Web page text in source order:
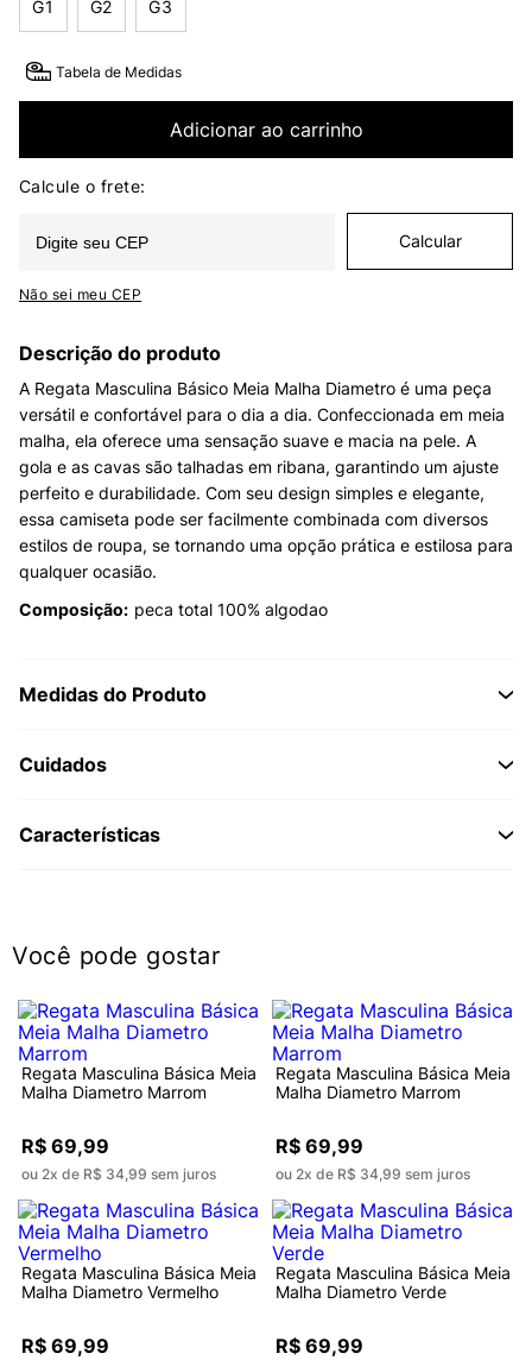
G1 G2 G3
Tabela de Medidas
Adicionar ao carrinho
Não sei meu CEP
Descrição do produto
A Regata Masculina Básico Meia Malha Diametro é uma peça
versátil e confortável para o dia a dia. Confeccionada em meia
malha, ela oferece uma sensação suave e macia na pele. A
gola e as cavas são talhadas em ribana, garantindo um ajuste
perfeito e durabilidade. Com seu design simples e elegante,
essa camiseta pode ser facilmente combinada com diversos
estilos de roupa, se tornando uma opção prática e estilosa para
qualquer ocasião.
Composição: peca total 100% algodao
Medidas do Produto
Cuidados
Características
Você pode gostar
Regata Masculina Básica Meia
Malha Diametro Marrom
R$ 69,99
ou 2x de R$ 34,99 sem juros
Regata Masculina Básica Meia
Malha Diametro Marrom
R$ 69,99
ou 2x de R$ 34,99 sem juros
Regata Masculina Básica Meia
Malha Diametro Vermelho
R$ 69,99
Regata Masculina Básica Meia
Malha Diametro Verde
R$ 69,99